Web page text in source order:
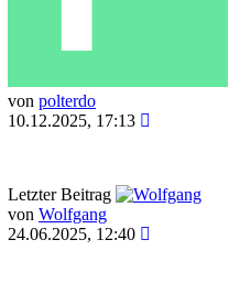
von polterdo
10.12.2025, 17:13
Letzter Beitrag
von Wolfgang
24.06.2025, 12:40